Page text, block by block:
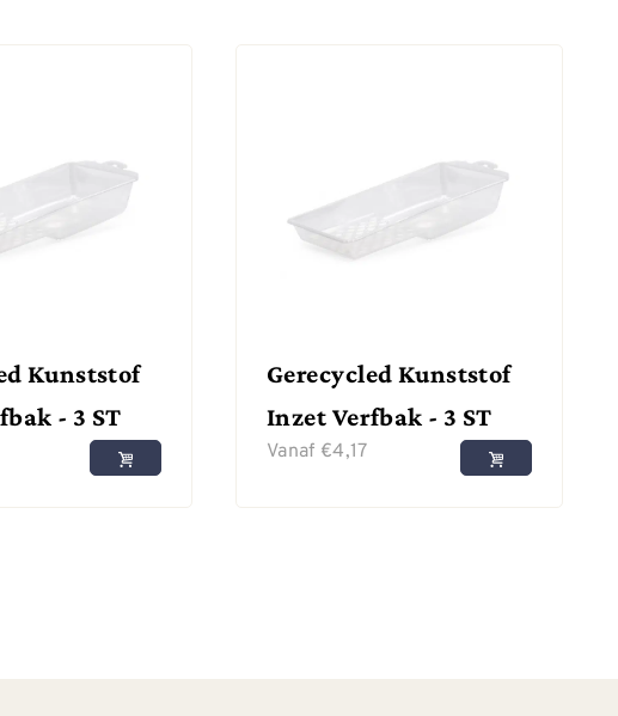
Kunststof
- 3 ST
Gerecycled Kunststof
Inzet Verfbak - 3 ST
Vanaf €4,17